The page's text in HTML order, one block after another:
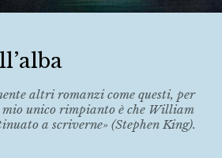
altri romanzi come questi, per
mio unico rimpianto è che William
a scriverne» (Stephen King).